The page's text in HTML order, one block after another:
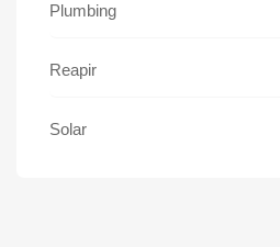
Plumbing
Reapir
Solar